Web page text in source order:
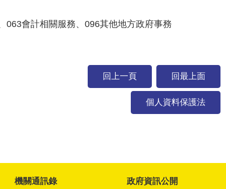
063會計相關服務、096其他地方政府事務
回上一頁
回最上面
個人資料保護法
機關通訊錄 政府資訊公開